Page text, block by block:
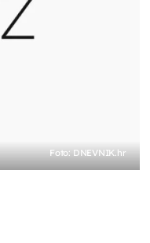
Foto: DNEVNIK.hr